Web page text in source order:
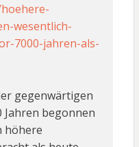
wesentlich-
7000-jahren-als-
gegenwärtigen
Jahren begonnen
höhere